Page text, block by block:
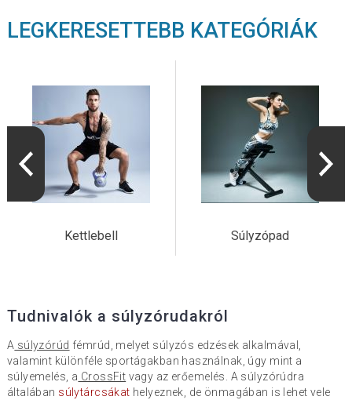
LEGKERESETTEBB KATEGÓRIÁK
Kettlebell Súlyzópad
Tudnivalók a súlyzórudakról
A súlyzórúd fémrúd, melyet súlyzós edzések alkalmával,
valamint különféle sportágakban használnak, úgy mint a
súlyemelés, a CrossFit vagy az erőemelés. A súlyzórúdra
általában súlytárcsákat helyeznek, de önmagában is lehet vele